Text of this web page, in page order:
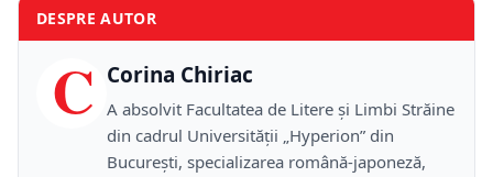
DESPRE AUTOR
C Corina Chiriac
A absolvit Facultatea de Litere și Limbi Străine
din cadrul Universității „Hyperion” din
București, specializarea română-japoneză,